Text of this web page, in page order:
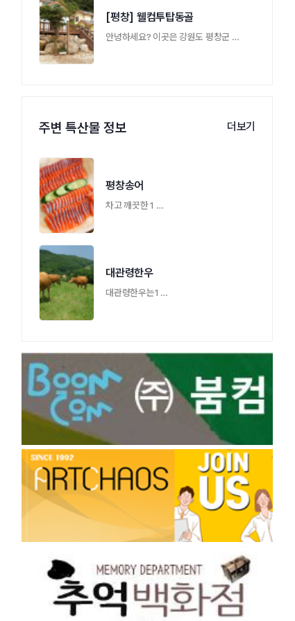
[평창] 웰컴투탑동골
안녕하세요? 이곳은 강원도 평창군 깊은 산 …
주변 특산물 정보 더보기
평창송어
차고 깨끗한 1 …
대관령한우
대관령한우는1 …